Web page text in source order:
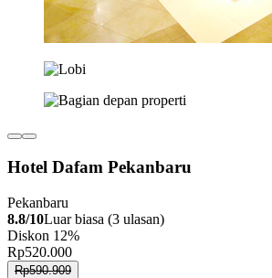
Hotel Dafam Pekanbaru
Pekanbaru
8.8/10Luar biasa (3 ulasan)
Diskon 12%
Rp520.000
Rp590.909